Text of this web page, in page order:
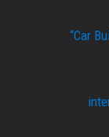
“Car